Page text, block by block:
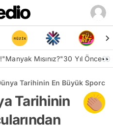
"Manyak Mısınız?"30 Yıl Önce👀
Tarihinin En Büyük
Tarihinin